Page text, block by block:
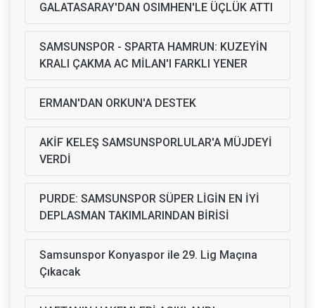
GALATASARAY'DAN OSIMHEN'LE ÜÇLÜK ATTI
SAMSUNSPOR - SPARTA HAMRUN: KUZEYİN
KRALI ÇAKMA AC MİLAN'I FARKLI YENER
ERMAN'DAN ORKUN'A DESTEK
AKİF KELEŞ SAMSUNSPORLULAR'A MÜJDEYİ
VERDİ
PURDE: SAMSUNSPOR SÜPER LİGİN EN İYİ
DEPLASMAN TAKIMLARINDAN BİRİSİ
Samsunspor Konyaspor ile 29. Lig Maçına
Çıkacak